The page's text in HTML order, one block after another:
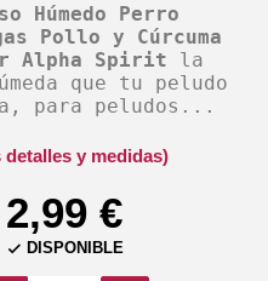
Húmedo Perro
Pollo y Cúrcuma
Alpha Spirit la
que tu peludo
para peludos...
detalles y medidas)
2,99 €
 DISPONIBLE